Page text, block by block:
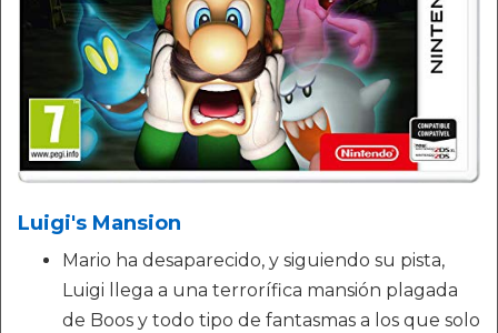
Luigi's Mansion
Mario ha desaparecido, y siguiendo su pista,
Luigi llega a una terrorífica mansión plagada
de Boos y todo tipo de fantasmas a los que solo